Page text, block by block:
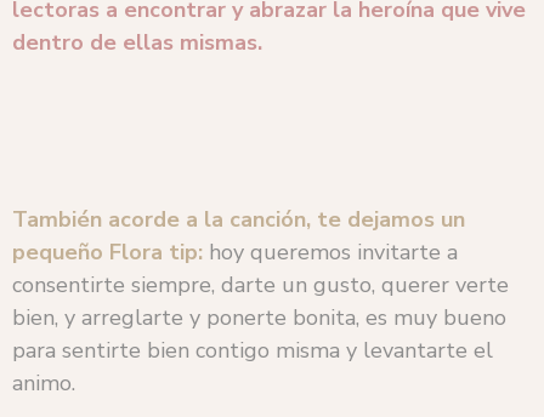
lectoras a encontrar y abrazar la heroína que vive
dentro de ellas mismas.
También acorde a la canción, te dejamos un
pequeño Flora tip: hoy queremos invitarte a
consentirte siempre, darte un gusto, querer verte
bien, y arreglarte y ponerte bonita, es muy bueno
para sentirte bien contigo misma y levantarte el
animo.